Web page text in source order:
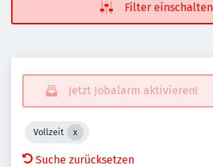
Filter einschalten
Jetzt Jobalarm aktivieren!
Vollzeit
Suche zurücksetzen